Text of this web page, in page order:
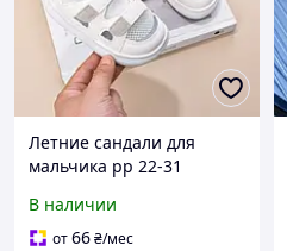
Летние сандали для
мальчика рр 22-31
мальчика
В наличии
от66₴/мес